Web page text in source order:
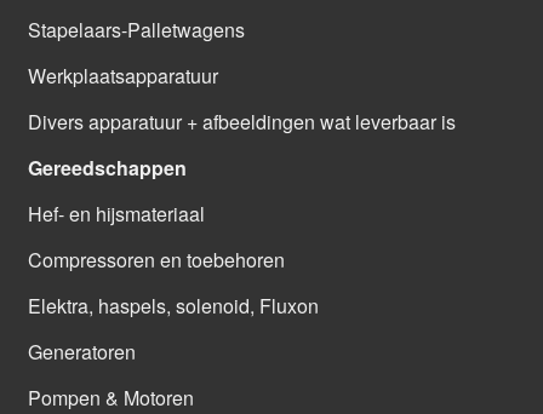
Stapelaars-Palletwagens
Werkplaatsapparatuur
Divers apparatuur + afbeeldingen wat leverbaar is
Gereedschappen
Hef- en hijsmateriaal
Compressoren en toebehoren
Elektra, haspels, solenoid, Fluxon
Generatoren
Pompen & Motoren